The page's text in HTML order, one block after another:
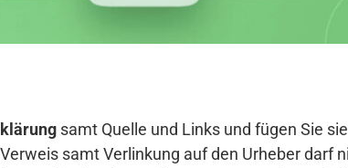
samt Quelle und Links und fügen Sie
samt Verlinkung auf den Urheber darf